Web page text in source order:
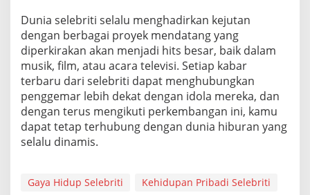
Dunia selebriti selalu menghadirkan kejutan
dengan berbagai proyek mendatang yang
diperkirakan akan menjadi hits besar, baik dalam
musik, film, atau acara televisi. Setiap kabar
terbaru dari selebriti dapat menghubungkan
penggemar lebih dekat dengan idola mereka, dan
dengan terus mengikuti perkembangan ini, kamu
dapat tetap terhubung dengan dunia hiburan yang
selalu dinamis.
Gaya Hidup Selebriti Kehidupan Pribadi Selebriti